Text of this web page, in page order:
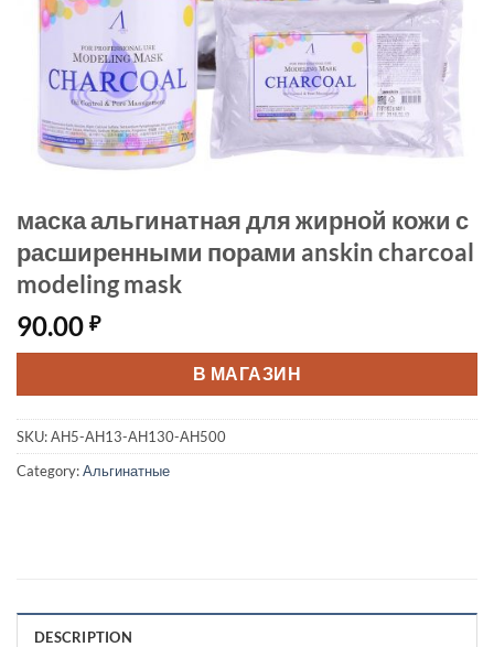
маска альгинатная для жирной кожи с
расширенными порами anskin charcoal
modeling mask
90.00 ₽
В МАГАЗИН
SKU:АН5-АН13-АН130-АН500
Category:Альгинатные
DESCRIPTION